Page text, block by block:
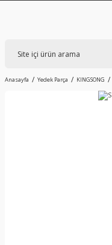
Anasayfa Yedek Parça KINGSONG